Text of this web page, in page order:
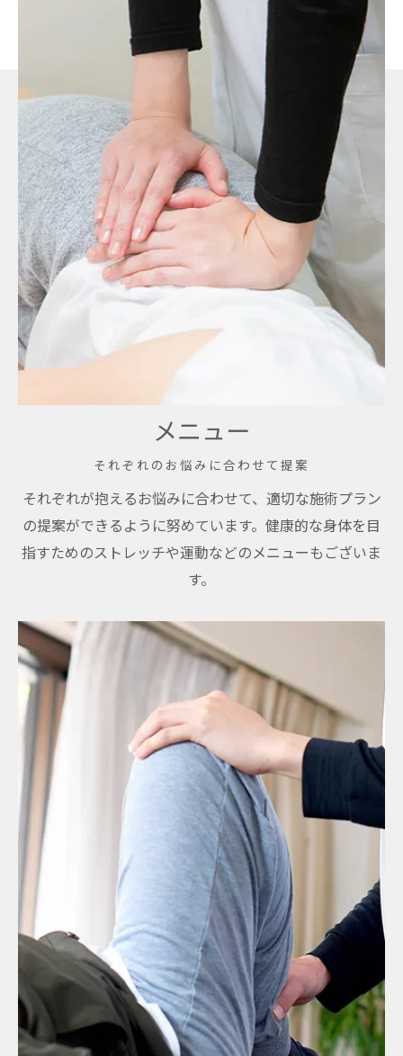
メニュー
それぞれのお悩みに合わせて提案
それぞれが抱えるお悩みに合わせて、適切な施術プラン
の提案ができるように努めています。健康的な身体を目
指すためのストレッチや運動などのメニューもございま
す。